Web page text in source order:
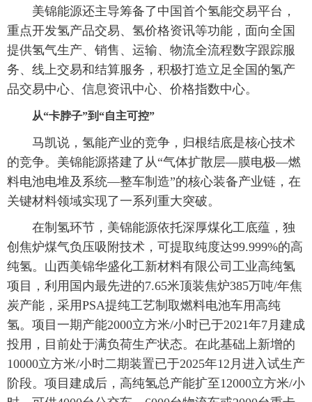
美锦能源还主导筹备了中国首个氢能交易平台，
重点开发氢产品交易、氢价格资讯等功能，面向全国
提供氢气生产、销售、运输、物流全流程数字跟踪服
务、线上交易和结算服务，积极打造立足全国的氢产
品交易中心、信息资讯中心、价格指数中心。
从“卡脖子”到“自主可控”
马凯说，氢能产业的竞争，归根结底是核心技术
的竞争。美锦能源搭建了从“气体扩散层—膜电极—燃
料电池电堆及系统—整车制造”的核心装备产业链，在
关键材料领域实现了一系列重大突破。
在制氢环节，美锦能源依托深厚煤化工底蕴，独
创焦炉煤气负压吸附技术，可提取纯度达99.999%的高
纯氢。山西美锦华盛化工新材料有限公司工业高纯氢
项目，利用国内最先进的7.65米顶装焦炉385万吨/年焦
炭产能，采用PSA提纯工艺制取燃料电池车用高纯
氢。项目一期产能2000立方米/小时已于2021年7月建成
投用，目前处于满负荷生产状态。在此基础上新增的
10000立方米/小时二期装置已于2025年12月进入试生产
阶段。项目建成后，高纯氢总产能扩至12000立方米/小